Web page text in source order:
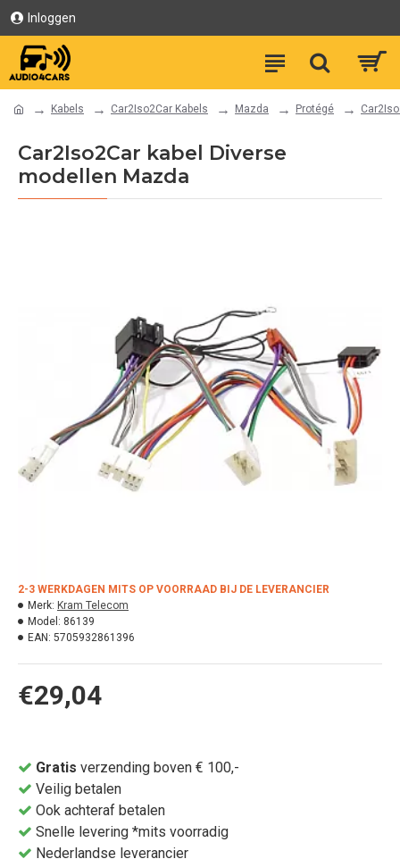
Inloggen
Kabels Car2Iso2Car Kabels Mazda Protégé
Car2Iso2Car kabel Diverse
modellen Mazda
€29,04
2-3 WERKDAGEN MITS OP VOORRAAD BIJ DE LEVERANCIER
Merk: Kram Telecom
Model: 86139
EAN: 5705932861396
Gratis verzending boven € 100,-
Veilig betalen
Ook achteraf betalen
Snelle levering *mits voorradig
Nederlandse leverancier